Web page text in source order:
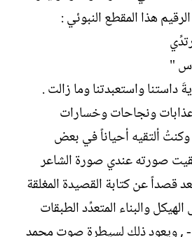
هذا المقطع النبوئي :
"
داستنا واستعبدتنا وما زالت .
ونجاحات وخسارات
ألتقيه أحياناً في بعض
صورته عندي صورة الشاعر
قصداً عن كتابة القصيدة المغلقة
والبناء المتعدِّد الطبقات